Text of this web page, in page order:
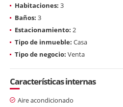
Habitaciones: 3
Baños: 3
Estacionamiento: 2
Tipo de inmueble: Casa
Tipo de negocio: Venta
Características internas
Aire acondicionado